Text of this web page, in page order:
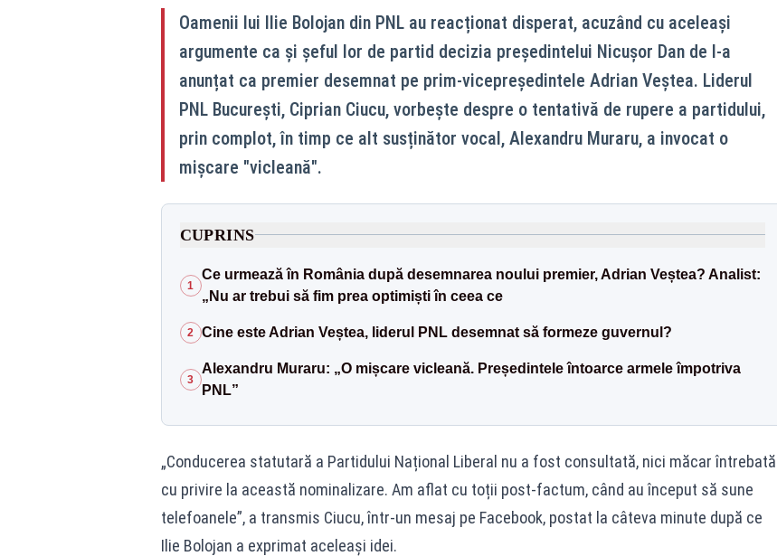
Oamenii lui Ilie Bolojan din PNL au reacționat disperat, acuzând cu aceleași
argumente ca și șeful lor de partid decizia președintelui Nicușor Dan de l-a
anunțat ca premier desemnat pe prim-vicepreședintele Adrian Veștea. Liderul
PNL București, Ciprian Ciucu, vorbește despre o tentativă de rupere a partidului,
prin complot, în timp ce alt susținător vocal, Alexandru Muraru, a invocat o
mișcare "vicleană".
CUPRINS
1
Ce urmează în România după desemnarea noului premier, Adrian Veștea? Analist:
„Nu ar trebui să fim prea optimiști în ceea ce
2 Cine este Adrian Veștea, liderul PNL desemnat să formeze guvernul?
3
Alexandru Muraru: „O mișcare vicleană. Președintele întoarce armele împotriva
PNL”
„Conducerea statutară a Partidului Național Liberal nu a fost consultată, nici măcar întrebată
cu privire la această nominalizare. Am aflat cu toții post-factum, când au început să sune
telefoanele”, a transmis Ciucu, într-un mesaj pe Facebook, postat la câteva minute după ce
Ilie Bolojan a exprimat aceleași idei.